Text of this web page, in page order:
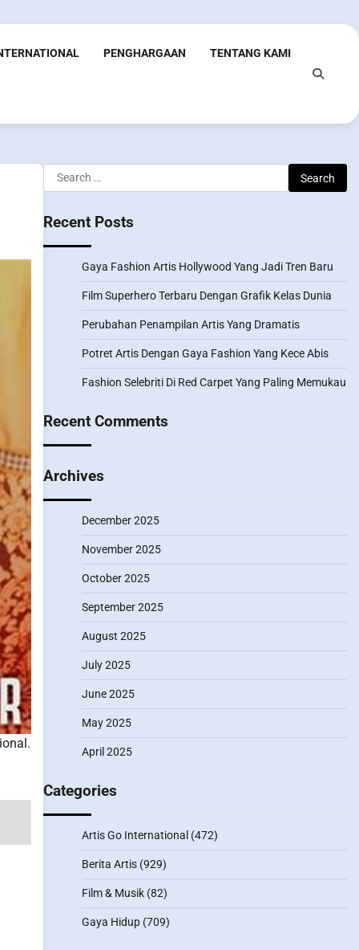
PENGHARGAAN TENTANG KAMI
Search
for:
Recent Posts
Gaya Fashion Artis Hollywood Yang Jadi Tren Baru
Film Superhero Terbaru Dengan Grafik Kelas Dunia
Perubahan Penampilan Artis Yang Dramatis
Potret Artis Dengan Gaya Fashion Yang Kece Abis
Fashion Selebriti Di Red Carpet Yang Paling Memukau
Recent Comments
Archives
December 2025
November 2025
October 2025
September 2025
August 2025
July 2025
June 2025
May 2025
April 2025
Categories
Artis Go International (472)
Berita Artis(929)
Film & Musik(82)
Gaya Hidup(709)